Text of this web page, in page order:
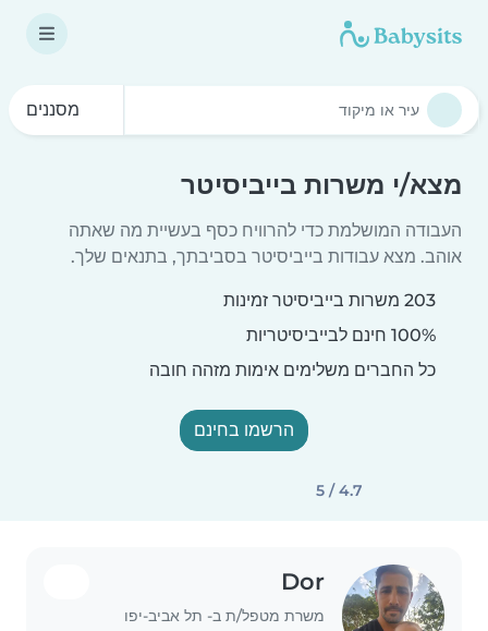
מסננים
מצא/י משרות בייביסיטר
העבודה המושלמת כדי להרוויח כסף בעשיית מה שאתה
אוהב. מצא עבודות בייביסיטר בסביבתך, בתנאים שלך.
203 משרות בייביסיטר זמינות
כל החברים משלימים אימות מזהה חובה
הרשמו בחינם
4.7 / 5
Dor
משרת מטפל/ת ב- תל אביב-יפו